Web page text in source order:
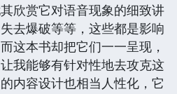
欣赏它对语音现象的细致讲
去爆破等等，这些都是影响
这本书却把它们一一呈现，
我能够有针对性地去攻克这
内容设计也相当人性化，它